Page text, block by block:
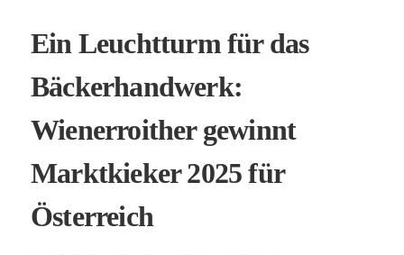
Ein Leuchtturm für das
Bäckerhandwerk:
Wienerroither gewinnt
Marktkieker 2025 für
Österreich